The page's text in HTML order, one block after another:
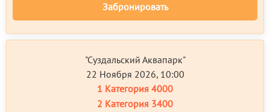
Забронировать
"Суздальский Аквапарк"
22 Ноября 2026, 10:00
1 Категория 4000
2 Категория 3400